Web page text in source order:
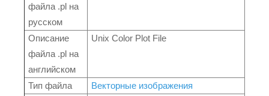
файла .pl на
русском
Описание
файла .pl на
английском
Unix Color Plot File
Тип файла
Векторные изображения